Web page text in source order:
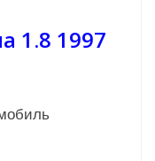
1.8 1997